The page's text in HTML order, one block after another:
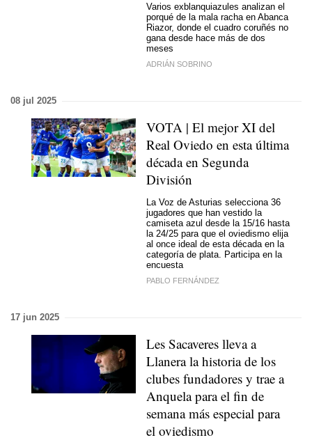
Varios exblanquiazules analizan el
porqué de la mala racha en Abanca
Riazor, donde el cuadro coruñés no
gana desde hace más de dos
meses
ADRIÁN SOBRINO
08 jul 2025
VOTA | El mejor XI del
Real Oviedo en esta última
década en Segunda
División
La Voz de Asturias selecciona 36
jugadores que han vestido la
camiseta azul desde la 15/16 hasta
la 24/25 para que el oviedismo elija
al once ideal de esta década en la
categoría de plata. Participa en la
encuesta
PABLO FERNÁNDEZ
17 jun 2025
Les Sacaveres lleva a
Llanera la historia de los
clubes fundadores y trae a
Anquela para el fin de
semana más especial para
el oviedismo